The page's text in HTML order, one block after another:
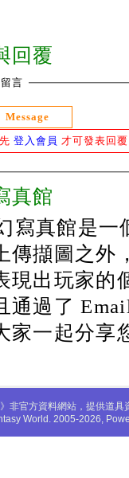
回覆
言
Message
登入會員 才可發表回
真館
寫真館是一
傳擷圖之外
現出玩家的
通過了
家一起分享
非官方資料網站，提供道
World. 2005-2026,